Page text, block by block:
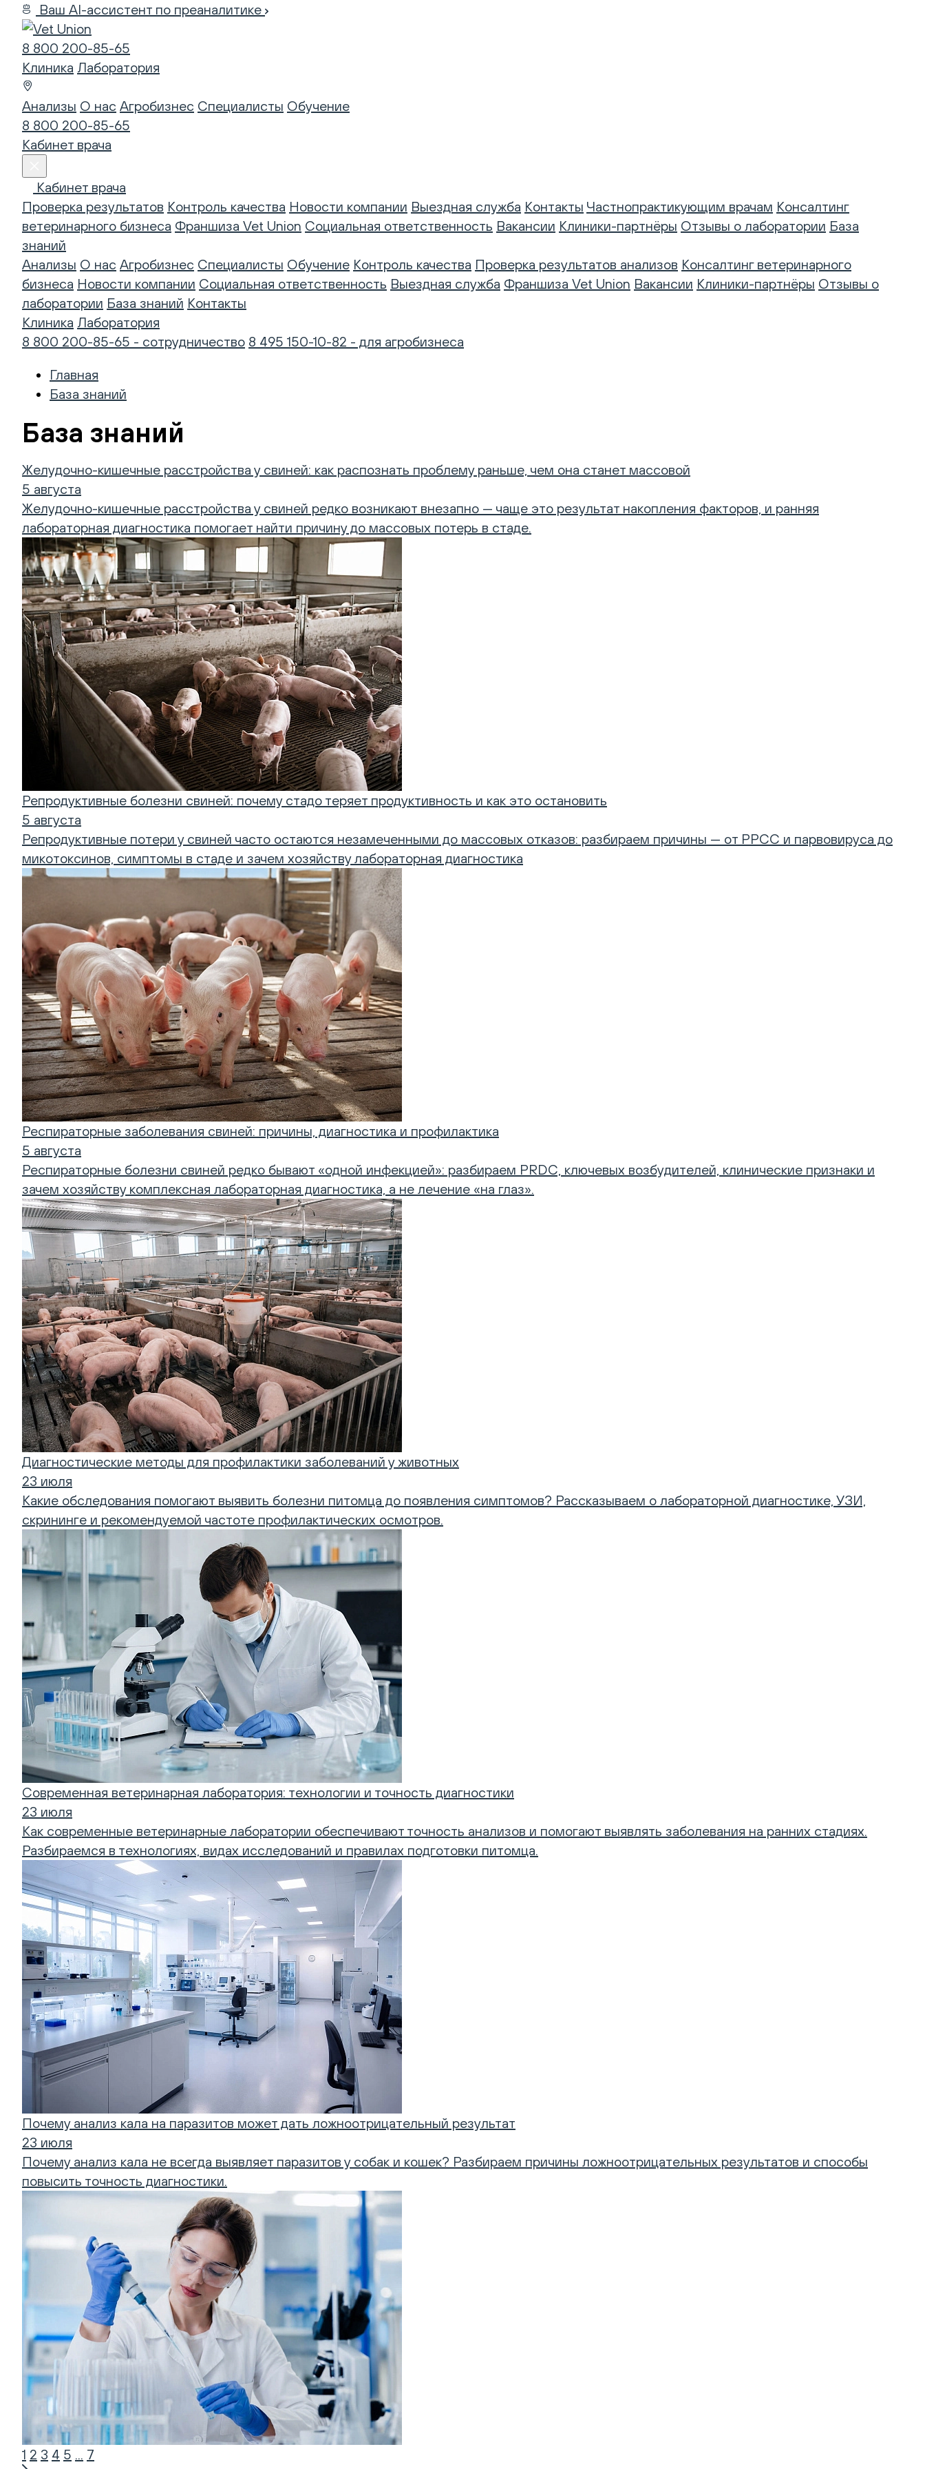
Ваш AI-ассистент по преаналитике
8 800 200-85-65
Клиника Лаборатория
Анализы О нас Агробизнес Специалисты Обучение
8 800 200-85-65
Кабинет врача
Кабинет врача
Проверка результатов Контроль качества Новости компании Выездная служба Контакты Частнопрактикующим врачам Консалтинг
ветеринарного бизнеса Франшиза Vet Union Социальная ответственность Вакансии Клиники-партнёры Отзывы о лаборатории База
знаний
Анализы О нас Агробизнес Специалисты Обучение Контроль качества Проверка результатов анализов Консалтинг ветеринарного
бизнеса Новости компании Социальная ответственность Выездная служба Франшиза Vet Union Вакансии Клиники-партнёры Отзывы о
лаборатории База знаний Контакты
Клиника Лаборатория
8 800 200-85-65 - сотрудничество 8 495 150-10-82 - для агробизнеса
Главная
База знаний
База знаний
Желудочно-кишечные расстройства у свиней: как распознать проблему раньше, чем она станет массовой
5 августа
Желудочно-кишечные расстройства у свиней редко возникают внезапно — чаще это результат накопления факторов, и ранняя
лабораторная диагностика помогает найти причину до массовых потерь в стаде.
Репродуктивные болезни свиней: почему стадо теряет продуктивность и как это остановить
5 августа
Репродуктивные потери у свиней часто остаются незамеченными до массовых отказов: разбираем причины — от РРСС и парвовируса до
микотоксинов, симптомы в стаде и зачем хозяйству лабораторная диагностика
Респираторные заболевания свиней: причины, диагностика и профилактика
5 августа
Респираторные болезни свиней редко бывают «одной инфекцией»: разбираем PRDC, ключевых возбудителей, клинические признаки и
зачем хозяйству комплексная лабораторная диагностика, а не лечение «на глаз».
Диагностические методы для профилактики заболеваний у животных
23 июля
Какие обследования помогают выявить болезни питомца до появления симптомов? Рассказываем о лабораторной диагностике, УЗИ,
скрининге и рекомендуемой частоте профилактических осмотров.
Современная ветеринарная лаборатория: технологии и точность диагностики
23 июля
Как современные ветеринарные лаборатории обеспечивают точность анализов и помогают выявлять заболевания на ранних стадиях.
Разбираемся в технологиях, видах исследований и правилах подготовки питомца.
Почему анализ кала на паразитов может дать ложноотрицательный результат
23 июля
Почему анализ кала не всегда выявляет паразитов у собак и кошек? Разбираем причины ложноотрицательных результатов и способы
повысить точность диагностики.
1 2 3 4 5 7